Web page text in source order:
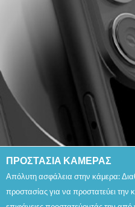
ΠΡΟΣΤΑΣΙΑ ΚΑΜΕΡΑΣ
Απόλυτη ασφάλεια στην κάμερα:
προστασίας για να προστατεύει